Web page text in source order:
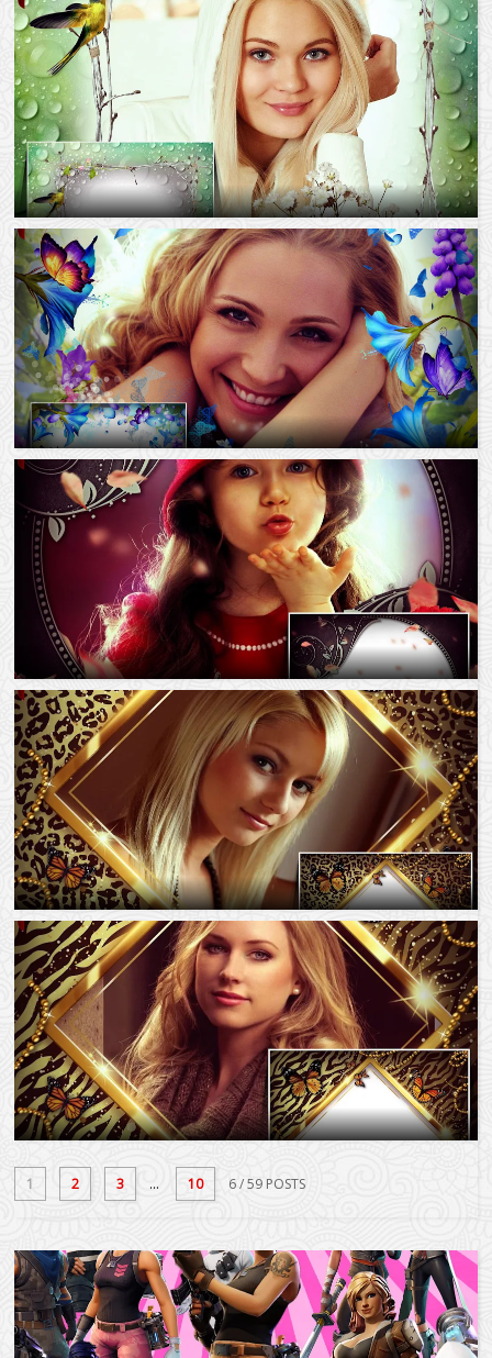
1 2 3 ... 10 6/ 59 POSTS